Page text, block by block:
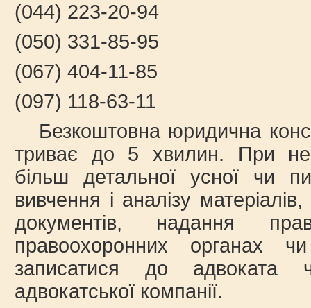
(044) 223-20-94
(050) 331-85-95
(067) 404-11-85
(097) 118-63-11
Безкоштовна юридична
триває до 5 хвилин. При
більш детальної усної чи
вивчення і аналізу
документів, надання
правоохоронних органах
записатися до
адвокатської компанії.